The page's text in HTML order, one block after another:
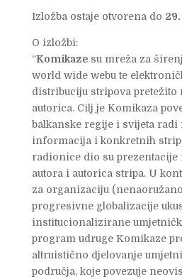
Izložba ostaje otvorena do
O izložbi:
“Komikazesu mreža za
world wide webu te
distribuciju stripova pretežito
autorica. Cilj je Komikaza
balkanske regije i svijeta radi
informacija i konkretnih
radionice dio su prezentacije
autora i autorica stripa. U
za organizaciju
progresivne globalizacije
institucionalizirane
program udruge Komikaze
altruistično djelovanje
područja, koje povezuje